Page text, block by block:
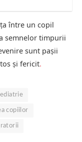
între un copil
semnelor timpurii
sunt pașii
și fericit.
copiilor